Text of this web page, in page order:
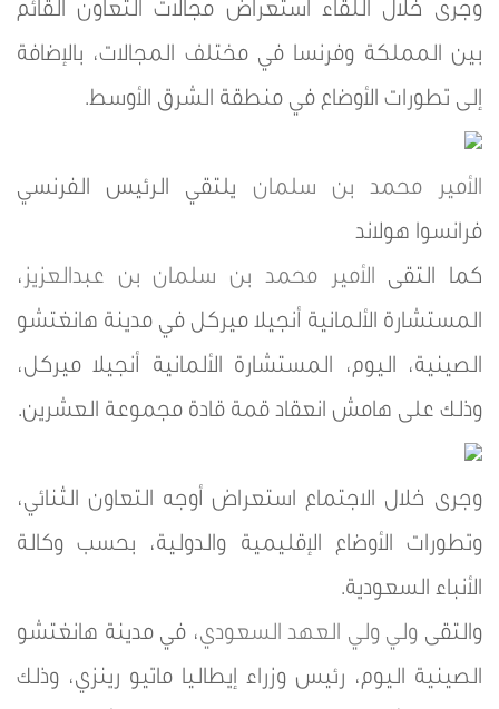
وجرى خلال اللقاء استعراض مجالات التعاون القائم
بين المملكة وفرنسا في مختلف المجالات، بالإضافة
إلى تطورات الأوضاع في منطقة الشرق الأوسط.
الأمير محمد بن سلمان يلتقي الرئيس الفرنسي
فرانسوا هولاند
كما التقى الأمير محمد بن سلمان بن عبدالعزيز ،
المستشارة الألمانية أنجيلا ميركل في مدينة هانغتشو
الصينية، اليوم، المستشارة الألمانية أنجيلا ميركل،
وذلك على هامش انعقاد قمة قادة مجموعة العشرين.
وجرى خلال الاجتماع استعراض أوجه التعاون الثنائي،
وتطورات الأوضاع الإقليمية والدولية، بحسب وكالة
الأنباء السعودية.
والتقى ولي ولي العهد السعودي، في مدينة هانغتشو
الصينية اليوم، رئيس وزراء إيطاليا ماتيو رينزي، وذلك